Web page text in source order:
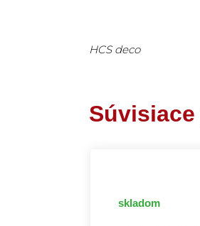
HCS deco
Súvisiace
skladom